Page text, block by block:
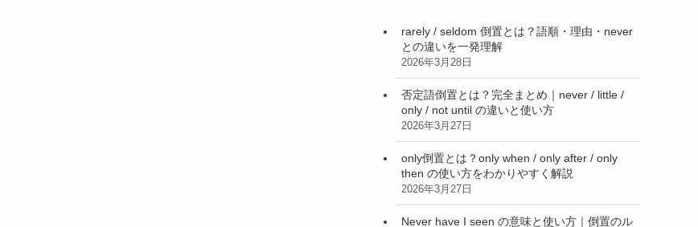
rarely / seldom 倒置とは？語順・理由・never
との違いを一発理解
2026年3月28日
否定語倒置とは？完全まとめ｜never / little /
only / not until の違いと使い方
2026年3月27日
only倒置とは？only when / only after / only
then の使い方をわかりやすく解説
2026年3月27日
Never have I seen の意味と使い方｜倒置のル